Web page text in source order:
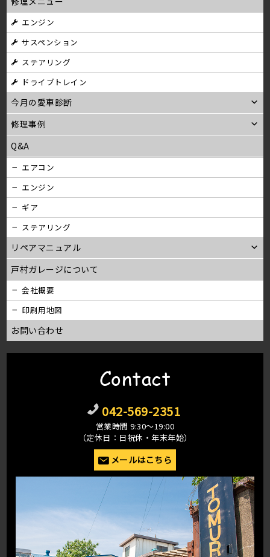
エンジン
サスペンション
ステアリング
ドライブトレイン
今月の愛車診断
修理事例
Q&A
エアコン
エンジン
ギア
ステアリング
リペアマニュアル
戸村ガレージについて
会社概要
印刷用地図
お問い合わせ
Contact
042-569-2351
営業時間 9:30〜19:00
（定休日：日祝休・年末年始）
メールはこちら